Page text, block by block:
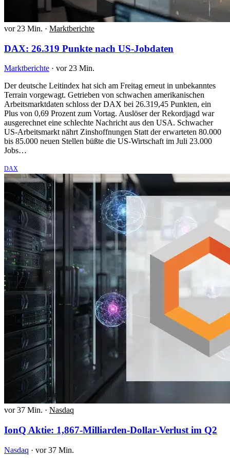
vor 23 Min. · Marktberichte
DAX: 26.319 Punkte nach US-Jobdaten
Marktberichte · vor 23 Min.
Der deutsche Leitindex hat sich am Freitag erneut in unbekanntes
Terrain vorgewagt. Getrieben von schwachen amerikanischen
Arbeitsmarktdaten schloss der DAX bei 26.319,45 Punkten, ein
Plus von 0,69 Prozent zum Vortag. Auslöser der Rekordjagd war
ausgerechnet eine schlechte Nachricht aus den USA. Schwacher
US-Arbeitsmarkt nährt Zinshoffnungen Statt der erwarteten 80.000
bis 85.000 neuen Stellen büßte die US-Wirtschaft im Juli 23.000
Jobs…
DAX
vor 37 Min. · Nasdaq
IonQ Aktie: 1,867-Milliarden-Dollar-Verlust im Q2
Nasdaq · vor 37 Min.